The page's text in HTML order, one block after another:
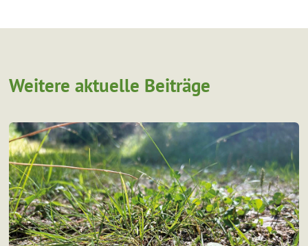
Weitere aktuelle Beiträge